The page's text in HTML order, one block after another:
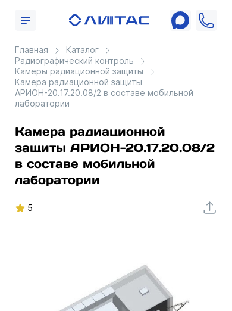
Главная
Каталог
Радиографический контроль
Камеры радиационной защиты
Камера радиационной защиты
АРИОН-20.17.20.08/2 в составе мобильной
лаборатории
Камера радиационной
защиты АРИОН-20.17.20.08/2
в составе мобильной
лаборатории
5